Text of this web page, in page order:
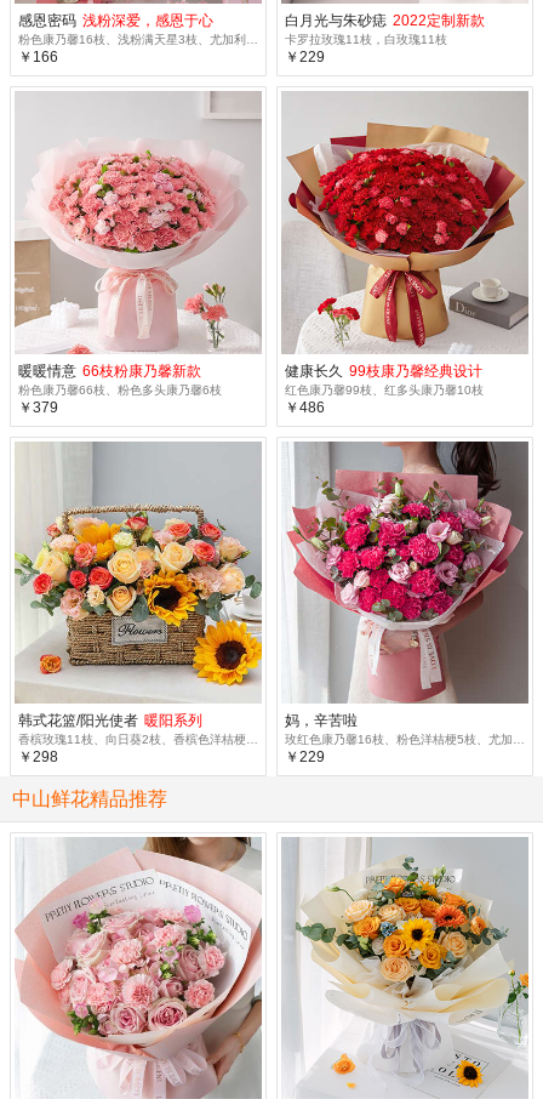
感恩密码 浅粉深爱，感恩于心
粉色康乃馨16枝、浅粉满天星3枝、尤加利10枝
￥166
白月光与朱砂痣 2022定制新款
卡罗拉玫瑰11枝，白玫瑰11枝
￥229
暖暖情意 66枝粉康乃馨新款
粉色康乃馨66枝、粉色多头康乃馨6枝
￥379
健康长久 99枝康乃馨经典设计
红色康乃馨99枝、红多头康乃馨10枝
￥486
韩式花篮/阳光使者 暖阳系列
￥298
妈，辛苦啦
￥229
中山鲜花精品推荐